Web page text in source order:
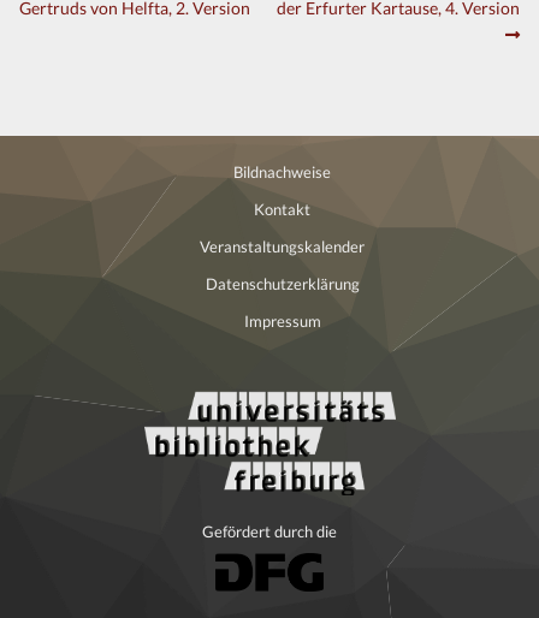
Gertruds von Helfta, 2. Version
der Erfurter Kartause, 4. Version
Bildnachweise
Kontakt
Veranstaltungskalender
Datenschutzerklärung
Impressum
Gefördert durch die